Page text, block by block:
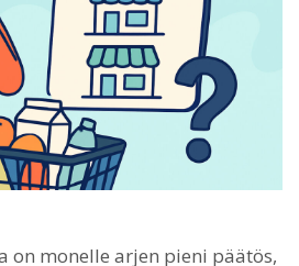
on monelle arjen pieni päätös,